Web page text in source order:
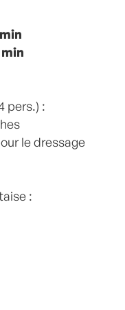
Classique
,Asperges
min
pers.) :
le dressage
: